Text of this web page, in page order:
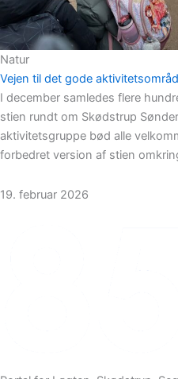
Natur
Vejen til det gode
I december samledes flere
stien rundt om Skødstrup
aktivitetsgruppe bød alle
forbedret version af stien
19. februar 2026